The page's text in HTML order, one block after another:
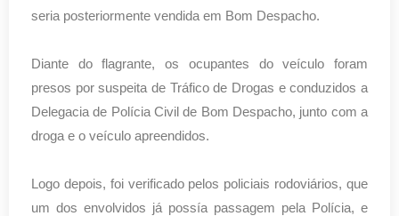
seria posteriormente vendida em Bom Despacho.
Diante do flagrante, os ocupantes do veículo foram
presos por suspeita de Tráfico de Drogas e conduzidos a
Delegacia de Polícia Civil de Bom Despacho, junto com a
droga e o veículo apreendidos.
Logo depois, foi verificado pelos policiais rodoviários, que
um dos envolvidos já possía passagem pela Polícia, e